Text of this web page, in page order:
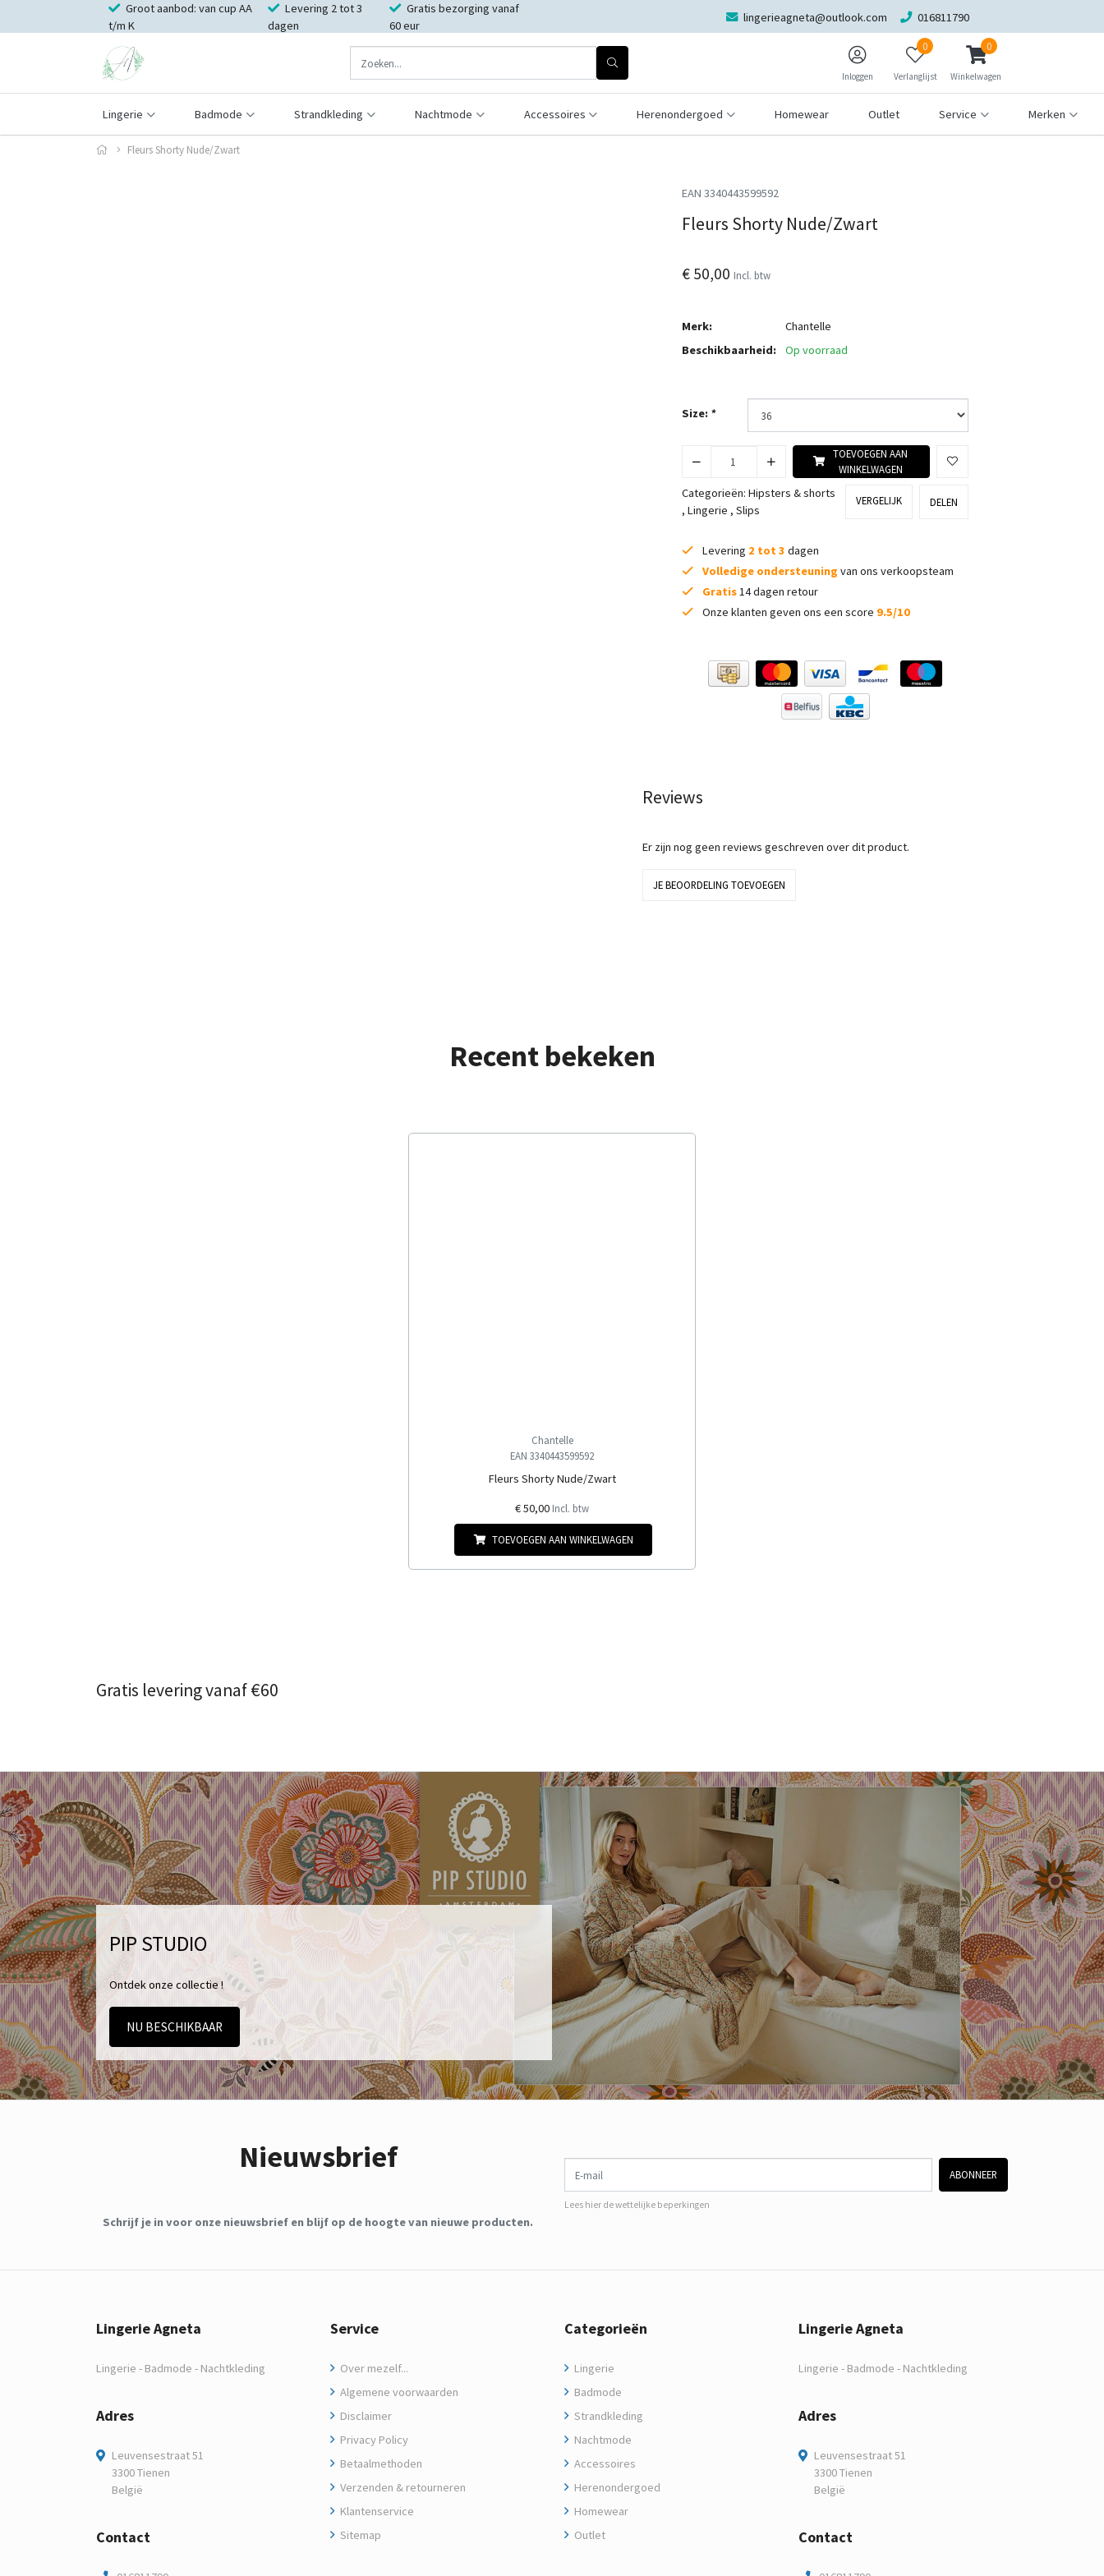
Groot aanbod: van cup AA
t/m K
Levering 2 tot 3
dagen
Gratis bezorging vanaf
60 eur
lingerieagneta@outlook.com 016811790
Inloggen
0
Verlanglijst
0
Winkelwagen
Lingerie Badmode Strandkleding Nachtmode Accessoires Herenondergoed Homewear Outlet Service Merken
Fleurs Shorty Nude/Zwart
EAN 3340443599592
Fleurs Shorty Nude/Zwart
€ 50,00 Incl. btw
Merk:
Chantelle
Beschikbaarheid:
Op voorraad
Size: *
TOEVOEGEN AAN
WINKELWAGEN
Categorieën: Hipsters & shorts
, Lingerie , Slips
VERGELIJK DELEN
Levering 2 tot 3 dagen
Volledige ondersteuning van ons verkoopsteam
Gratis14 dagen retour
Onze klanten geven ons een score 9.5/10
Reviews
Er zijn nog geen reviews geschreven over dit product.
JE BEOORDELING TOEVOEGEN
Recent bekeken
Chantelle
EAN 3340443599592
Fleurs Shorty Nude/Zwart
€ 50,00 Incl. btw
TOEVOEGEN AAN WINKELWAGEN
Gratis levering vanaf €60
PIP STUDIO
Ontdek onze collectie !
NU BESCHIKBAAR
Nieuwsbrief
Schrijf je in voor onze nieuwsbrief en blijf op de hoogte van nieuwe producten.
E-mail
ABONNEER
Lees hier de wettelijke beperkingen
Lingerie Agneta
Lingerie - Badmode - Nachtkleding
Adres
Leuvensestraat 51
3300 Tienen
België
Contact
Service
Over mezelf...
Algemene voorwaarden
Disclaimer
Privacy Policy
Betaalmethoden
Verzenden & retourneren
Klantenservice
Sitemap
Categorieën
Lingerie
Badmode
Strandkleding
Nachtmode
Accessoires
Herenondergoed
Homewear
Outlet
Lingerie Agneta
Lingerie - Badmode - Nachtkleding
Adres
Leuvensestraat 51
3300 Tienen
België
Contact